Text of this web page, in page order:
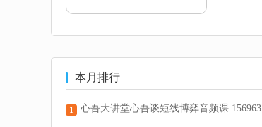
本月排行
1 心吾大讲堂心吾谈短线博弈音频课 156963